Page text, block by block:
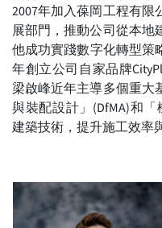
2007年加入葆岡工程有限
展部門，推動公司從本地
他成功實踐數字化轉型策
年創立公司自家品牌
梁啟峰近年主導多個重大
與裝配設計」(DfMA)和
建築技術，提升施工效率